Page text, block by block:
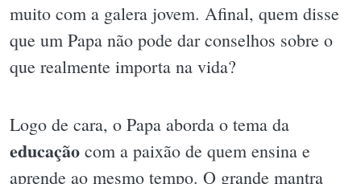
muito com a galera jovem. Afinal, quem disse
que um Papa não pode dar conselhos sobre o
que realmente importa na vida?
Logo de cara, o Papa aborda o tema da
educação com a paixão de quem ensina e
aprende ao mesmo tempo. O grande mantra